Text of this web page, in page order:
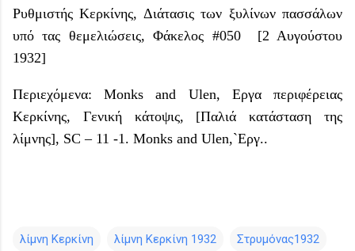
Ρυθμιστής Κερκίνης, Διάτασις των ξυλίνων πασσάλων
υπό τας θεμελιώσεις, Φάκελος #050 [2 Αυγούστου
1932]
Περιεχόμενα: Monks and Ulen, Εργα περιφέρειας
Κερκίνης, Γενική κάτοψις, [Παλιά κατάσταση της
λίμνης], SC – 11 -1. Monks and Ulen,`Εργ..
λίμνη Κερκίνη λίμνη Κερκίνη 1932 Στρυμόνας1932